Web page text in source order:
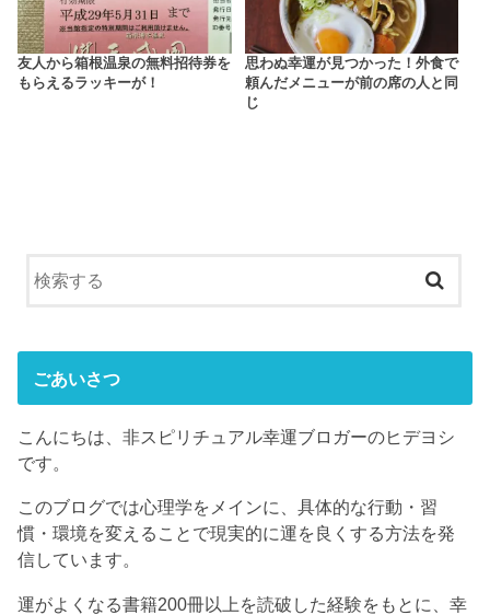
友人から箱根温泉の無料招待券を
もらえるラッキーが！
思わぬ幸運が見つかった！外食で
頼んだメニューが前の席の人と同
じ
ごあいさつ
こんにちは、非スピリチュアル幸運ブロガーのヒデヨシ
です。
このブログでは心理学をメインに、具体的な行動・習
慣・環境を変えることで現実的に運を良くする方法を発
信しています。
運がよくなる書籍200冊以上を読破した経験をもとに、幸